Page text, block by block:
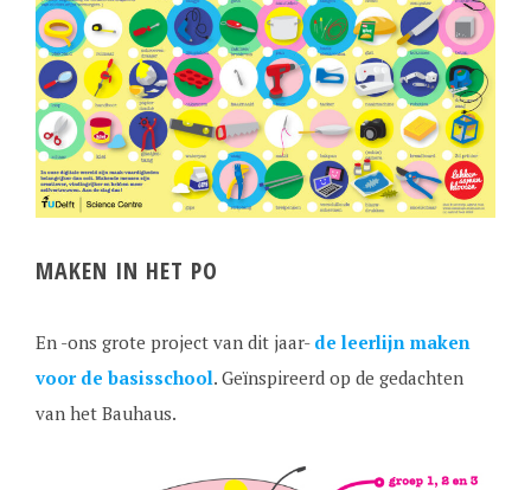
MAKEN IN HET PO
En -ons grote project van dit jaar- de leerlijn maken
voor de basisschool. Geïnspireerd op de gedachten
van het Bauhaus.